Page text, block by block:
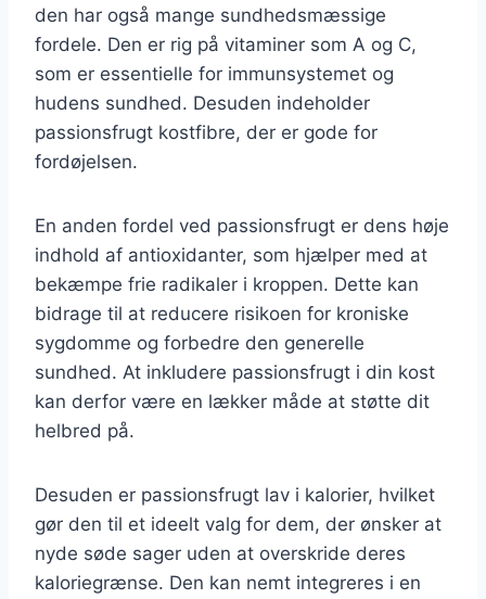
den har også mange sundhedsmæssige
fordele. Den er rig på vitaminer som A og C,
som er essentielle for immunsystemet og
hudens sundhed. Desuden indeholder
passionsfrugt kostfibre, der er gode for
fordøjelsen.
En anden fordel ved passionsfrugt er dens høje
indhold af antioxidanter, som hjælper med at
bekæmpe frie radikaler i kroppen. Dette kan
bidrage til at reducere risikoen for kroniske
sygdomme og forbedre den generelle
sundhed. At inkludere passionsfrugt i din kost
kan derfor være en lækker måde at støtte dit
helbred på.
Desuden er passionsfrugt lav i kalorier, hvilket
gør den til et ideelt valg for dem, der ønsker at
nyde søde sager uden at overskride deres
kaloriegrænse. Den kan nemt integreres i en